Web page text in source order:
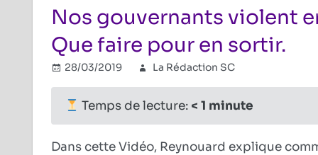
Nos gouvernants violent
Que faire pour en sortir.
28/03/2019 La Rédaction SC
Temps de lecture: < 1 minute
Dans cette Vidéo, Reynouard explique